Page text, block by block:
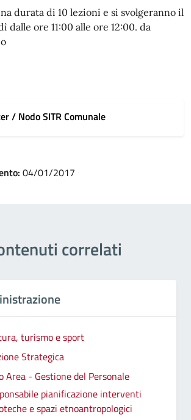
durata di 10 lezioni e si svolgeranno il
dalle ore 11:00 alle ore 12:00. da
/ Nodo SITR Comunale
04/01/2017
correlati
turismo e sport
Strategica
Area - Gestione del Personale
pianificazione interventi
e spazi etnoantropologici